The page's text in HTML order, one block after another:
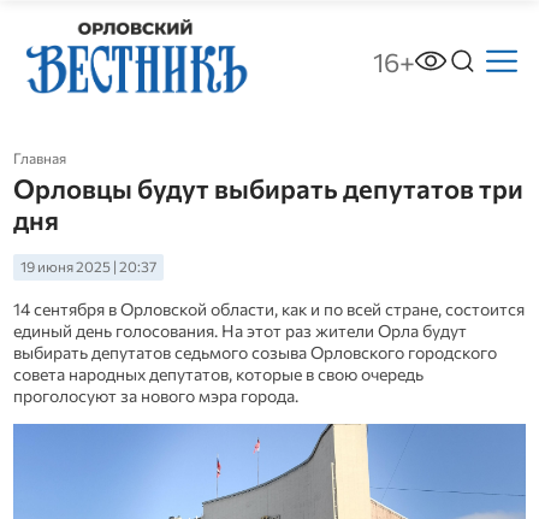
16+
Главная
Орловцы будут выбирать депутатов три
дня
19 июня 2025 | 20:37
14 сентября в Орловской области, как и по всей стране, состоится
единый день голосования. На этот раз жители Орла будут
выбирать депутатов седьмого созыва Орловского городского
совета народных депутатов, которые в свою очередь
проголосуют за нового мэра города.